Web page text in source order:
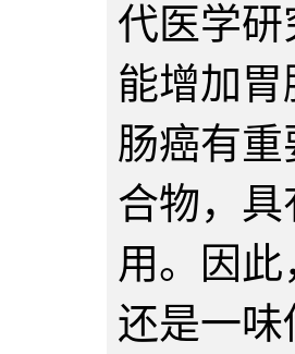
代医学
能增加
肠癌有
合物，
用。因
还是一